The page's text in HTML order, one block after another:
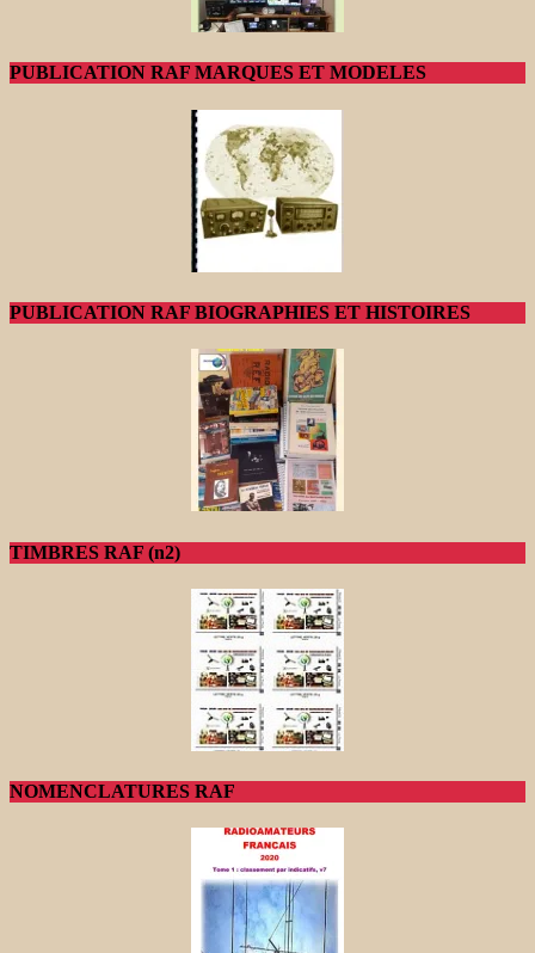
PUBLICATION RAF MARQUES ET MODELES
PUBLICATION RAF BIOGRAPHIES ET HISTOIRES
TIMBRES RAF (n2)
NOMENCLATURES RAF